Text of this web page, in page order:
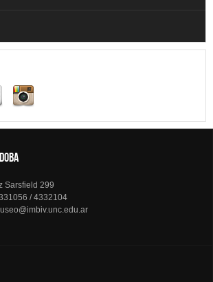
Sarsfield 299
/ 4332104